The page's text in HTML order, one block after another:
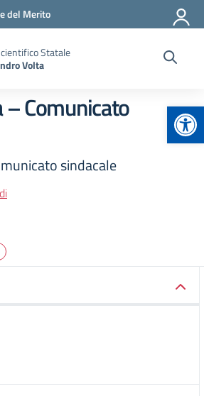
del Merito
Statale
Volta
– Comunicato
sindacale